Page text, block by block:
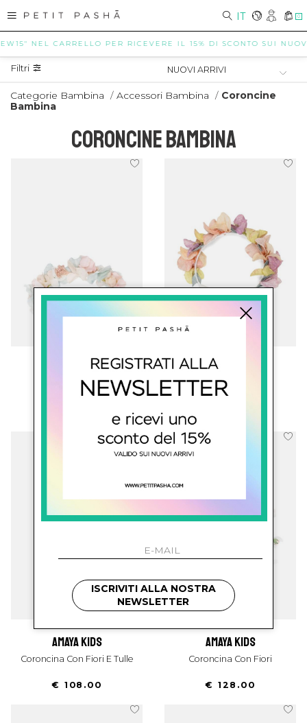
IT 0
NEL CARRELLO PER RICEVERE IL 15% DI SCONTO SUI
Filtri
Categorie Bambina / Accessori Bambina / Coroncine
Bambina
CORONCINE BAMBINA
amaya kids
Coroncina Con Fiori
amaya kids
Coroncina Con Fiori
amaya kids
Coroncina Con Fiori E Tulle
€ 108.00
amaya kids
Coroncina Con Fiori
€ 128.00
ISCRIVITI ALLA NOSTRA
NEWSLETTER